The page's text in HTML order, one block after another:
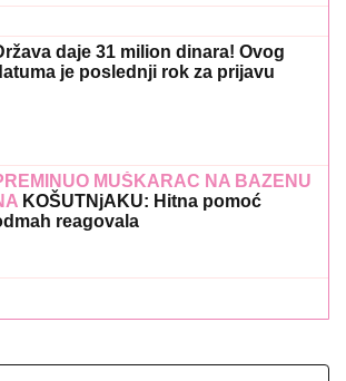
daje 31 milion dinara! Ovog
je poslednji rok za prijavu
MUŠKARAC NA BAZENU
KOŠUTNjAKU: Hitna pomoć
reagovala